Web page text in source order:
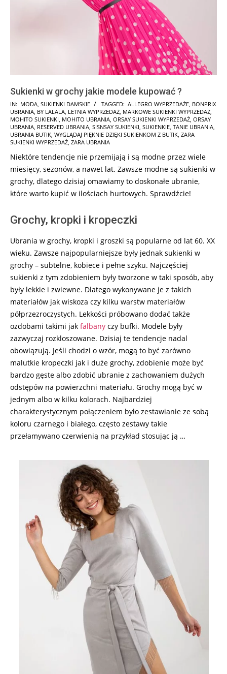
Sukienki w grochy jakie modele kupować ?
2024-
12-
02
IN: MODA SUKIENKI DAMSKIE TAGGED: ALLEGRO WYPRZEDAŻE BONPRIX
UBRANIA BY LALALA LETNIA WYPRZEDAŻ MARKOWE SUKIENKI WYPRZEDAŻ
MOHITO SUKIENKI MOHITO UBRANIA ORSAY SUKIENKI WYPRZEDAŻ ORSAY
UBRANIA RESERVED UBRANIA SISNSAY SUKIENKI SUKIENKIE TANIE UBRANIA
UBRANIA BUTIK WYGLĄDAJ PIĘKNIE DZIĘKI SUKIENKOM Z BUTIK ZARA
SUKIENKI WYPRZEDAŻ ZARA UBRANIA
Niektóre tendencje nie przemijają i są modne przez wiele
miesięcy, sezonów, a nawet lat. Zawsze modne są sukienki w
grochy, dlatego dzisiaj omawiamy to doskonałe ubranie,
które warto kupić w ilościach hurtowych. Sprawdźcie!
Grochy, kropki i kropeczki
Ubrania w grochy, kropki i groszki są popularne od lat 60. XX
wieku. Zawsze najpopularniejsze były jednak sukienki w
grochy – subtelne, kobiece i pełne szyku. Najczęściej
sukienki z tym zdobieniem były tworzone w taki sposób, aby
były lekkie i zwiewne. Dlatego wykonywane je z takich
materiałów jak wiskoza czy kilku warstw materiałów
półprzezroczystych. Lekkości próbowano dodać także
ozdobami takimi jak falbany czy bufki. Modele były
zazwyczaj rozkloszowane. Dzisiaj te tendencje nadal
obowiązują. Jeśli chodzi o wzór, mogą to być zarówno
malutkie kropeczki jak i duże grochy, zdobienie może być
bardzo gęste albo zdobić ubranie z zachowaniem dużych
odstępów na powierzchni materiału. Grochy mogą być w
jednym albo w kilku kolorach. Najbardziej
charakterystycznym połączeniem było zestawianie ze sobą
koloru czarnego i białego, często zestawy takie
przełamywano czerwienią na przykład stosując ją …